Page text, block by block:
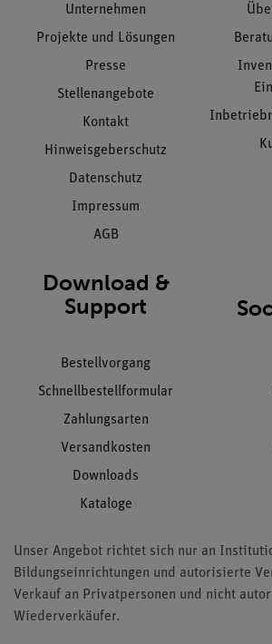
Unternehmen
Projekte und Lösungen
Presse
Stellenangebote
Kontakt
Hinweisgeberschutz
Datenschutz
Impressum
AGB
Download &
Support
Bestellvorgang
Schnellbestellformular
Zahlungsarten
Versandkosten
Downloads
Kataloge
Unser Angebot richtet sich nur an
Bildungseinrichtungen und autorisierte
Verkauf an Privatpersonen und nicht
Wiederverkäufer.